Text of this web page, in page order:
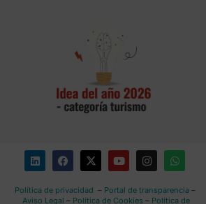
Política de privacidad – Portal de transparencia–
Aviso Legal – Política de Cookies – Política de